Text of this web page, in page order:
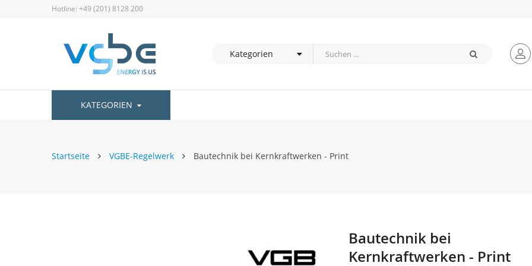
Hotline: +49 (201) 8128 200
KATEGORIEN
Startseite VGBE-Regelwerk Bautechnik bei Kernkraftwerken - Print
AnfangBautechnik bei
Kernkraftwerken - Print